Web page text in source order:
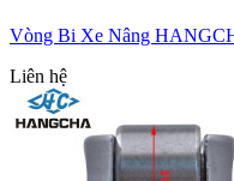
Vòng Bi Xe Nâng
Liên hệ